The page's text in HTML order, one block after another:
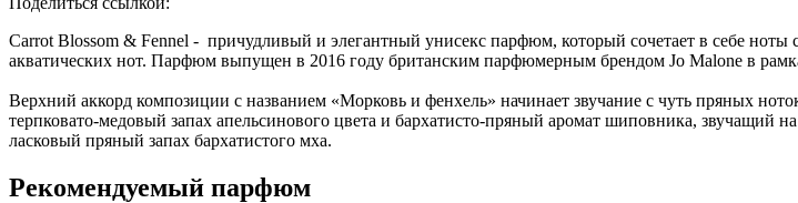
Carrot Blossom & Fennel - причудливый и элегантный унисекс парфюм, который сочетает в себе
акватических нот. Парфюм выпущен в 2016 году британским парфюмерным брендом Jo Malone в
Верхний аккорд композиции с названием «Морковь и фенхель» начинает звучание с чуть пряных
терпковато-медовый запах апельсинового цвета и бархатисто-пряный аромат шиповника, звучащий
ласковый пряный запах бархатистого мха.
Рекомендуемый парфюм